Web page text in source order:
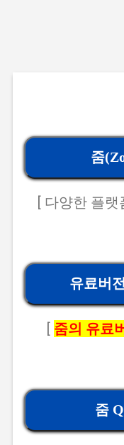
줌
[ 다양한 플랫
유료버
[ 줌의 유료
줌